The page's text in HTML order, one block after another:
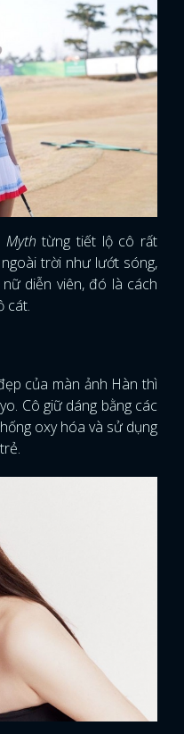
Myth từng tiết lộ cô rất
trời như lướt sóng,
diễn viên, đó là cách
cát.
của màn ảnh Hàn thì
Cô giữ dáng bằng các
oxy hóa và sử dụng